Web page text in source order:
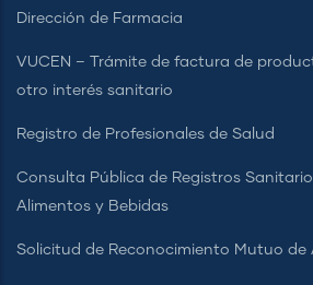
Dirección de Farmacia
VUCEN – Trámite de factura de
otro interés sanitario
Registro de Profesionales de Salud
Consulta Pública de Registros
Alimentos y Bebidas
Solicitud de Reconocimiento Mutuo de